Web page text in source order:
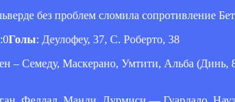
без проблем сломила сопротивление
Голы: Деулофеу, 37, С. Роберто, 38
– Семеду, Маскерано, Умтити, Альба (Динь,